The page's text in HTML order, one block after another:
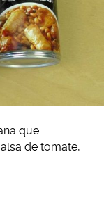
que
de tomate,